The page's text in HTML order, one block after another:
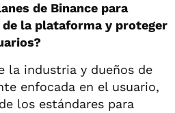
de Binance para
la plataforma y proteger
la industria y dueños de
enfocada en el usuario,
los estándares para